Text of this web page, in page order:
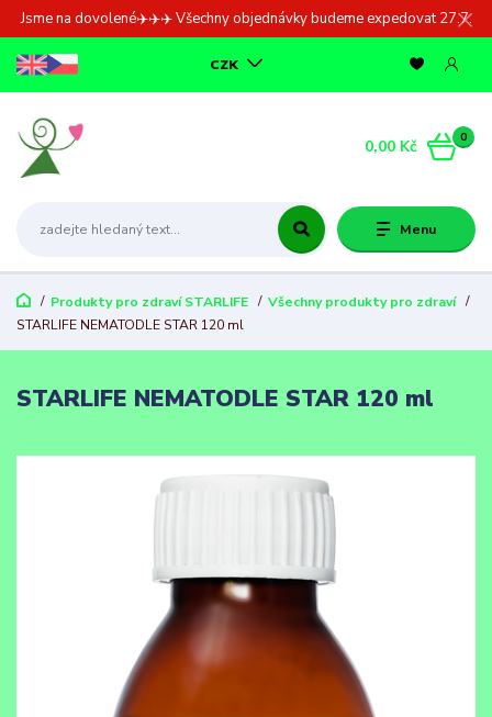
Jsme na dovolené✈️✈️✈️ Všechny objednávky budeme expedovat 27.7.
Menu
CZK
0
0,00 Kč
Produkty pro zdraví STARLIFE
Všechny produkty pro zdraví
STARLIFE NEMATODLE STAR 120 ml
STARLIFE NEMATODLE STAR 120 ml